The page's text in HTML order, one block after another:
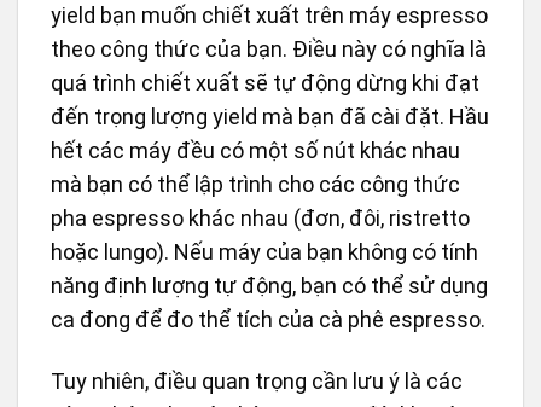
yield bạn muốn chiết xuất trên máy espresso
theo công thức của bạn. Điều này có nghĩa là
quá trình chiết xuất sẽ tự động dừng khi đạt
đến trọng lượng yield mà bạn đã cài đặt. Hầu
hết các máy đều có một số nút khác nhau
mà bạn có thể lập trình cho các công thức
pha espresso khác nhau (đơn, đôi, ristretto
hoặc lungo). Nếu máy của bạn không có tính
năng định lượng tự động, bạn có thể sử dụng
ca đong để đo thể tích của cà phê espresso.
Tuy nhiên, điều quan trọng cần lưu ý là các